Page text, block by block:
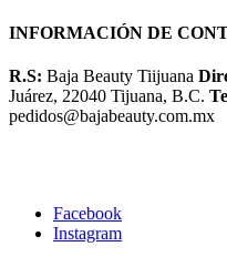
INFORMACIÓN DE
R.S: Baja Beauty Tiijuana
Juárez, 22040 Tijuana, B.C.
pedidos@bajabeauty.com.mx
Facebook
Instagram